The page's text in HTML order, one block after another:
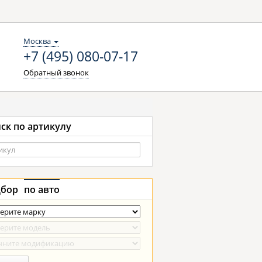
Москва
+7 (495) 080-07-17
Обратный звонок
по артикулу
по авто